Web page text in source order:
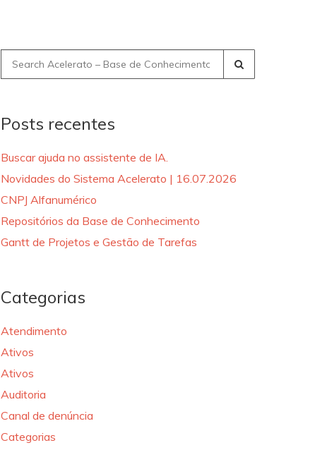
Search
for:
Posts recentes
Buscar ajuda no assistente de IA.
Novidades do Sistema Acelerato | 16.07.2026
CNPJ Alfanumérico
Repositórios da Base de Conhecimento
Gantt de Projetos e Gestão de Tarefas
Categorias
Atendimento
Ativos
Ativos
Auditoria
Canal de denúncia
Categorias